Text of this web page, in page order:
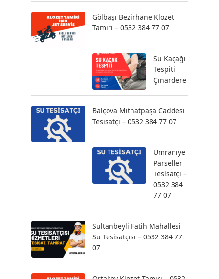
Gölbaşı Bezirhane Klozet
Tamiri – 0532 384 77 07
Su Kaçağı
Tespiti
Çınardere
Balçova Mithatpaşa Caddesi
Tesisatçı – 0532 384 77 07
Ümraniye
Parseller
Tesisatçı –
0532 384
77 07
Sultanbeyli Fatih Mahallesi
Su Tesisatçısı – 0532 384 77
07